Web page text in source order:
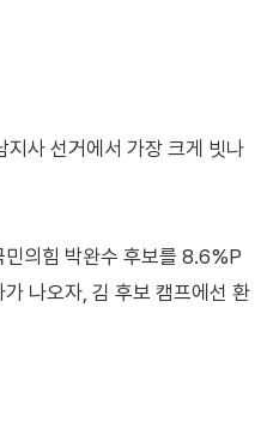
사 선거에서 가장 크게 빗나
민의힘 박완수 후보를 8.6%P
나오자, 김 후보 캠프에선 환